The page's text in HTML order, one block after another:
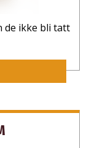
de ikke bli tatt